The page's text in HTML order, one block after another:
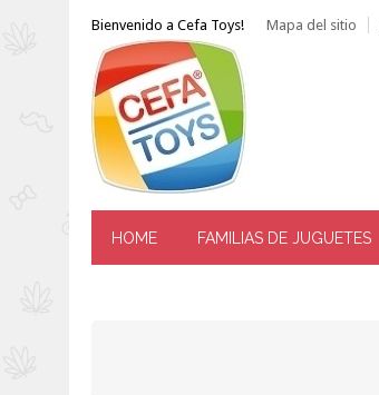
Bienvenido a Cefa Toys! Mapa del sitio
HOME FAMILIAS DE JUGUETES